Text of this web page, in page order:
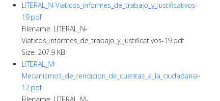
LITERAL_N-Viaticos_informes_de_trabajo_y_justificativos-
19.pdf
Filename: LITERAL_N-
Viaticos_informes_de_trabajo_y_justificativos-19.pdf
Size: 207.9 KB
LITERAL_M-
Mecanismos_de_rendicion_de_cuentas_a_la_ciudadania-
12.pdf